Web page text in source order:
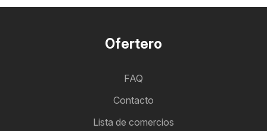
Ofertero
FAQ
Contacto
Lista de comercios